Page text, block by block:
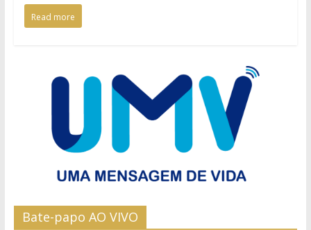
Read more
Bate-papo AO VIVO